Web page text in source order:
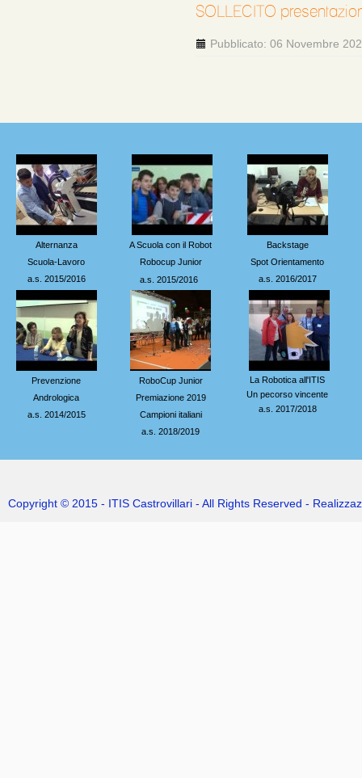
SOLLECITO
Pubblicato: 06 Novembre
Alternanza
Scuola-Lavoro
a.s. 2015/2016
A Scuola con il Robot
Robocup Junior
a.s. 2015/2016
Backstage
Spot Orientamento
a.s. 2016/2017
Prevenzione
Andrologica
a.s. 2014/2015
RoboCup Junior
Premiazione 2019
Campioni italiani
a.s. 2018/2019
La Robotica all'ITIS
Un pecorso vincente
a.s. 2017/2018
Copyright © 2015 - ITIS Castrovillari - All Rights Reserved -